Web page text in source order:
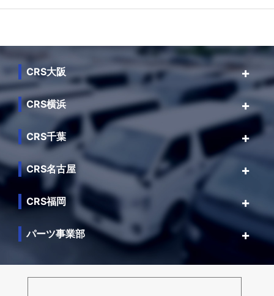
CRS大阪
CRS横浜
CRS千葉
CRS名古屋
CRS福岡
パーツ事業部